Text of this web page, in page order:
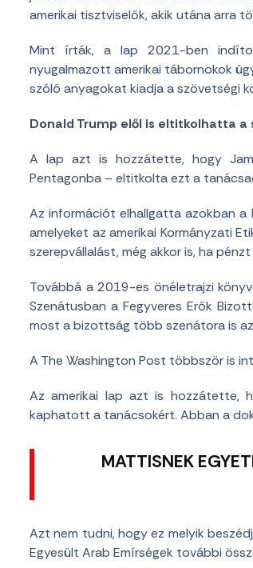
amerikai tisztviselők, akik utána arra
Mint írták, a lap 2021-ben
nyugalmazott amerikai tábornokok
szóló anyagokat kiadja a szövetségi
Donald Trump elől is eltitkolhatta
A lap azt is hozzátette, hogy
Pentagonba – eltitkolta ezt a
Az információt elhallgatta azokban a
amelyeket az amerikai Kormányzati
szerepvállalást, még akkor is, ha
Továbbá a 2019-es önéletrajzi
Szenátusban a Fegyveres Erők
most a bizottság több szenátora is
A The Washington Post többször is
Az amerikai lap azt is hozzátette,
kaphatott a tanácsokért. Abban a
MATTISNEK
Azt nem tudni, hogy ez melyik
Egyesült Arab Emírségek további